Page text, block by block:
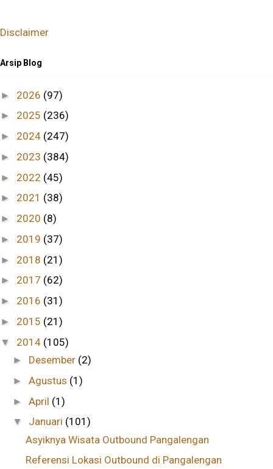
Disclaimer
Arsip Blog
► 2026 (97)
► 2025 (236)
► 2024 (247)
► 2023 (384)
► 2022 (45)
► 2021 (38)
► 2020 (8)
► 2019 (37)
► 2018 (21)
► 2017 (62)
► 2016 (31)
► 2015 (21)
▼ 2014 (105)
► Desember (2)
►Agustus (1)
►April (1)
▼ Januari (101)
Asyiknya Wisata Outbound Pangalengan
Referensi Lokasi Outbound di Pangalengan